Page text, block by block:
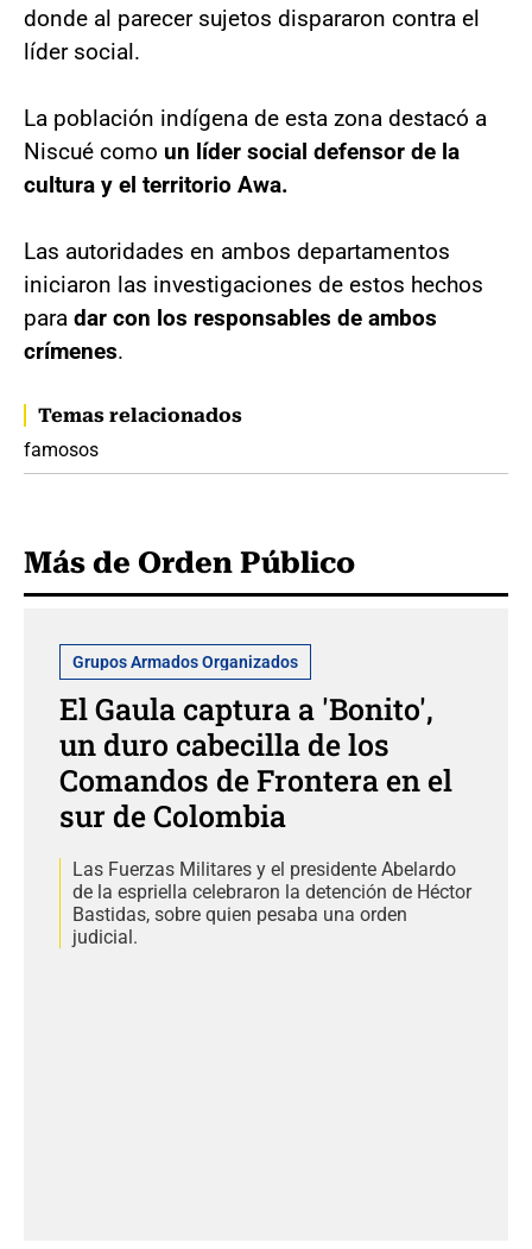
donde al parecer sujetos dispararon contra el
líder social.
La población indígena de esta zona destacó a
Niscué como un líder social defensor de la
cultura y el territorio Awa.
Las autoridades en ambos departamentos
iniciaron las investigaciones de estos hechos
para dar con los responsables de ambos
crímenes.
Temas relacionados
famosos
Más de Orden Público
Grupos Armados Organizados
El Gaula captura a 'Bonito',
un duro cabecilla de los
Comandos de Frontera en el
sur de Colombia
Las Fuerzas Militares y el presidente Abelardo
de la espriella celebraron la detención de Héctor
Bastidas, sobre quien pesaba una orden
judicial.